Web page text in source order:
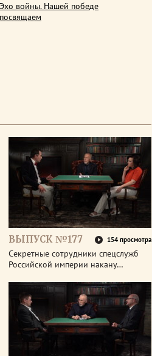
Эхо войны. Нашей победе
посвящаем
ВЫПУСК №177 154 просмотра
Секретные сотрудники спецслужб
Российской империи накану…